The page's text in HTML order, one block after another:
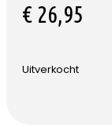
€ 26,95
Uitverkocht